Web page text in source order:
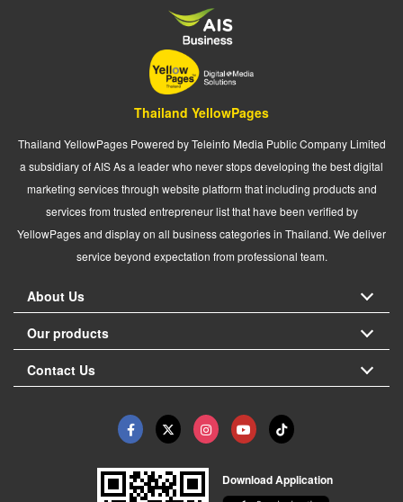
Thailand YellowPages
Thailand YellowPages Powered by Teleinfo Media Public Company Limited
a subsidiary of AIS As a leader who never stops developing the best digital
marketing services through website platform that including products and
services from trusted entrepreneur list that have been verified by
YellowPages and display on all business categories in Thailand. We deliver
service beyond expectation from professional team.
About Us
Our products
Contact Us
Download Application